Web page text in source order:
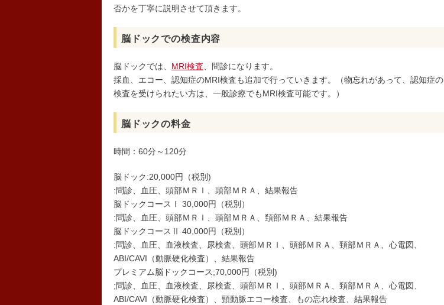
否かを丁寧に説明させて頂きます。
脳ドックでの検査内容
脳ドックでは、 MRI検査 、問診になります。
採血、エコー、認知症のMRI検査も追加で行っていきます。（物忘れがあって、認知症の
検査を受けられたい方は、一般診療でもMRI検査可能です。）
脳ドックの料金
時間：60分～120分
脳ドック:20,000円（税別)
:問診、血圧、頭部ＭＲＩ、頭部ＭＲＡ、結果報告
脳ドックコースⅠ 30,000円（税別）
:問診、血圧、頭部ＭＲＩ、頭部ＭＲＡ、頚部ＭＲＡ、結果報告
脳ドックコースⅡ 40,000円（税別）
:問診、血圧、血液検査、尿検査、頭部ＭＲＩ、頭部ＭＲＡ、頚部ＭＲＡ、心電図、
ABI/CAVI（動脈硬化検査）、結果報告
プレミアム脳ドックコース;70,000円（税別)
;問診、血圧、血液検査、尿検査、頭部ＭＲＩ、頭部ＭＲＡ、頚部ＭＲＡ、心電図、
ABI/CAVI（動脈硬化検査）、頸動脈エコー検査、もの忘れ検査、結果報告